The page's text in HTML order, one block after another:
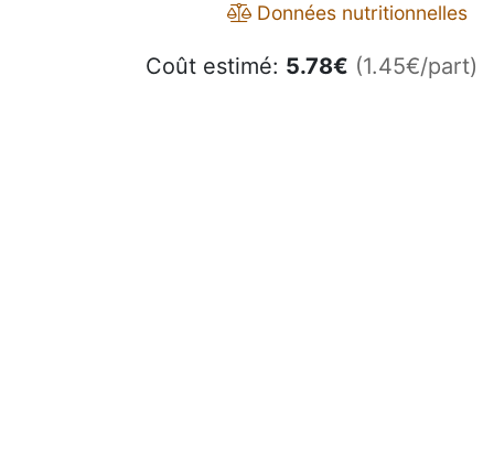
Données nutritionnelles
Coût estimé: 5.78€ (1.45€/part)